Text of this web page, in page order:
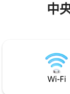
畫家Kate
綠色AF住
綠色。
中
Wi-Fi